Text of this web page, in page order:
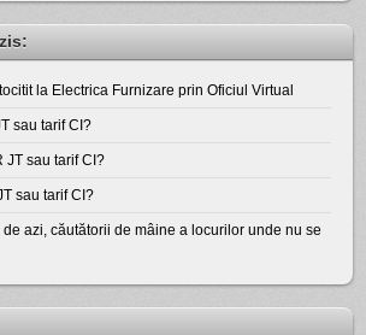
la Electrica Furnizare prin Oficiul Virtual
sau tarif CI?
JT sau tarif CI?
sau tarif CI?
de azi, căutătorii de mâine a locurilor unde nu se